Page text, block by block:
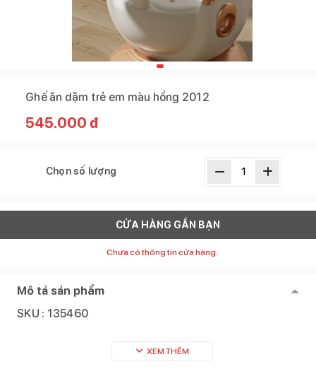
Ghế ăn dặm trẻ em màu hồng 2012
545.000 đ
Chọn số lượng
CỬA HÀNG GẦN BẠN
Chưa có thông tin cửa hàng.
Mô tả sản phẩm
SKU : 135460
XEM THÊM